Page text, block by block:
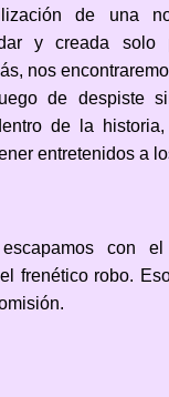
de una
y creada solo
nos
de despiste
de la
entretenidos a
escapamos con
frenético robo.